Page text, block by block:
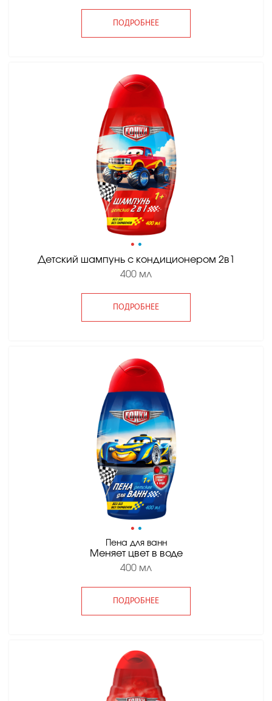
ПОДРОБНЕЕ
• •
Детский шампунь с кондиционером 2в1
400 мл
ПОДРОБНЕЕ
• •
Пена для ванн
Меняет цвет в воде
400 мл
ПОДРОБНЕЕ